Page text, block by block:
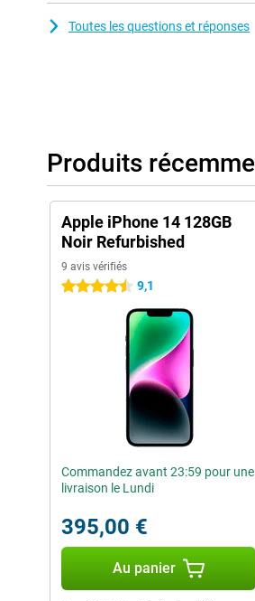
Toutes les questions et réponses
Produits
Apple iPhone 14 128GB
Noir Refurbished
9 avis vérifiés
4.5 étoiles 9,1
Commandez avant 23:59 pour une
livraison le Lundi
395,00 €
Au panier